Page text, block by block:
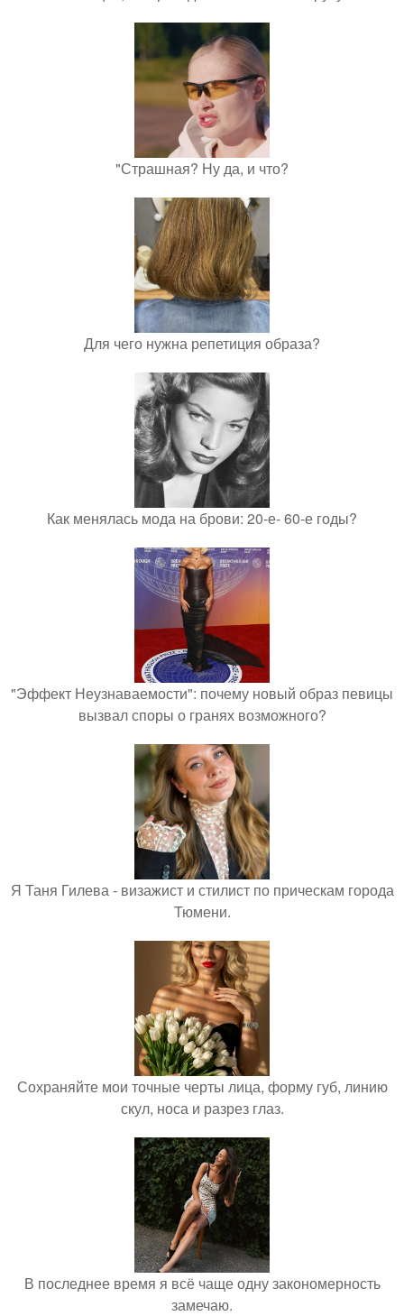
"Страшная? Ну да, и что?
Для чего нужна репетиция образа?
Как менялась мода на брови: 20-е- 60-е годы?
"Эффект Неузнаваемости": почему новый образ певицы
вызвал споры о гранях возможного?
Я Таня Гилева - визажист и стилист по прическам города
Тюмени.
Сохраняйте мои точные черты лица, форму губ, линию
скул, носа и разрез глаз.
В последнее время я всё чаще одну закономерность
замечаю.